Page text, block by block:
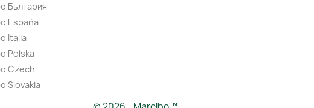
България
España
Italia
Polska
Czech
Slovakia